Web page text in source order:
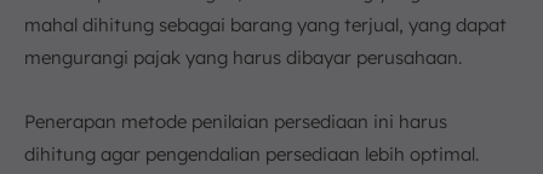
mahal dihitung sebagai barang yang terjual, yang dapat
mengurangi pajak yang harus dibayar perusahaan.
Penerapan metode penilaian persediaan ini harus
dihitung agar pengendalian persediaan lebih optimal.